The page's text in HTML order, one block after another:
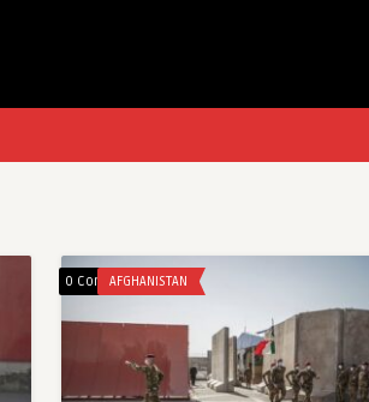
0 CommentsAFGHANISTAN